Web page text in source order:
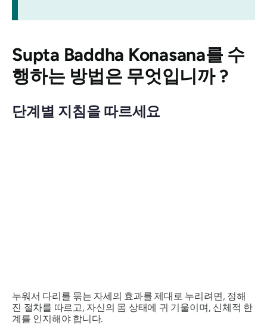
Supta Baddha Konasana를 수
행하는 방법은 무엇입니까 ?
단계별 지침을 따르세요
누워서 다리를 묶는 자세의 효과를 제대로 누리려면, 정해
진 절차를 따르고, 자신의 몸 상태에 귀 기울이며, 신체적 한
계를 인지해야 합니다.